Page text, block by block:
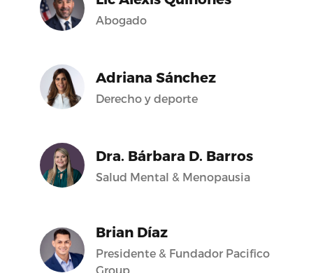
Abogado
Adriana Sánchez
Derecho y deporte
Dra. Bárbara D. Barros
Salud Mental & Menopausia
Brian Díaz
Presidente & Fundador Pacifico
Group